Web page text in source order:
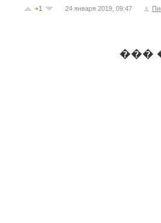
+1 24 января 2019, 09:47
���